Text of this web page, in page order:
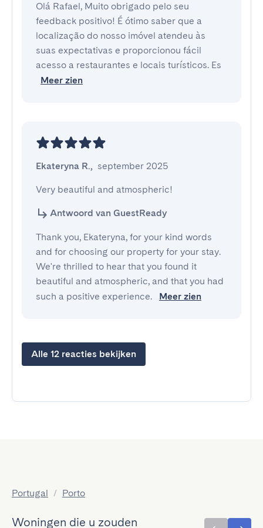
Olá Rafael, Muito obrigado pelo seu
feedback positivo! É ótimo saber que a
localização do nosso imóvel atendeu às
suas expectativas e proporcionou fácil
acesso a restaurantes e locais turísticos. Es
Meer zien
Ekateryna R., september 2025
Very beautiful and atmospheric!
Antwoord van GuestReady
Thank you, Ekateryna, for your kind words
and for choosing our property for your stay.
We're thrilled to hear that you found it
beautiful and atmospheric, and that you had
such a positive experience.
Meer zien
Alle 12 reacties bekijken
Portugal / Porto
Woningen die u zouden